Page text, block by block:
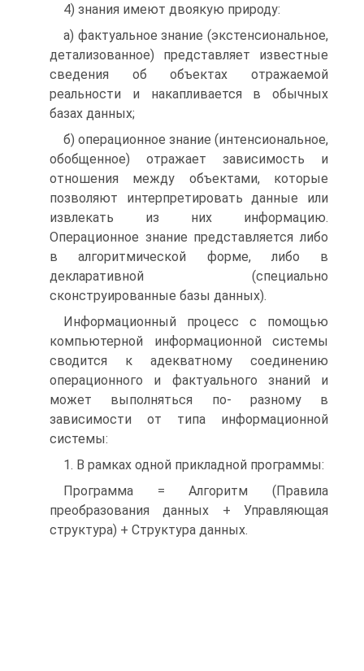
4) знания имеют двоякую природу:
а) фактуальное знание (экстенсиональное,
детализованное) представляет известные
сведения об объектах отражаемой
реальности и накапливается в обычных
базах данных;
б) операционное знание (интенсиональное,
обобщенное) отражает зависимость и
отношения между объектами, которые
позволяют интерпретировать данные или
извлекать из них информацию.
Операционное знание представляется либо
в алгоритмической форме, либо в
декларативной (специально
сконструированные базы данных).
Информационный процесс с помощью
компьютерной информационной системы
сводится к адекватному соединению
операционного и фактуального знаний и
может выполняться по- разному в
зависимости от типа информационной
системы:
1. В рамках одной прикладной программы:
Программа = Алгоритм (Правила
преобразования данных + Управляющая
структура) + Структура данных.